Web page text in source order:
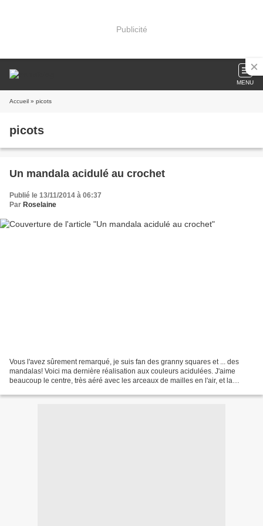
Publicité
MENU
Accueil » picots
picots
Un mandala acidulé au crochet
Publié le 13/11/2014 à 06:37
Par Roselaine
Vous l'avez sûrement remarqué, je suis fan des granny squares et ... des
mandalas! Voici ma dernière réalisation aux couleurs acidulées. J'aime
beaucoup le centre, très aéré avec les arceaux de mailles en l'air, et la